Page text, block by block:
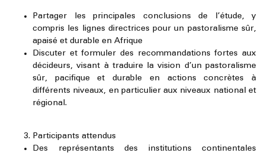
Partager les principales conclusions de l’étude, y
compris les lignes directrices pour un pastoralisme sûr,
apaisé et durable en Afrique
Discuter et formuler des recommandations fortes aux
décideurs, visant à traduire la vision d’un pastoralisme
sûr, pacifique et durable en actions concrètes à
différents niveaux, en particulier aux niveaux national et
régional.
Participants attendus
Des représentants des institutions continentales